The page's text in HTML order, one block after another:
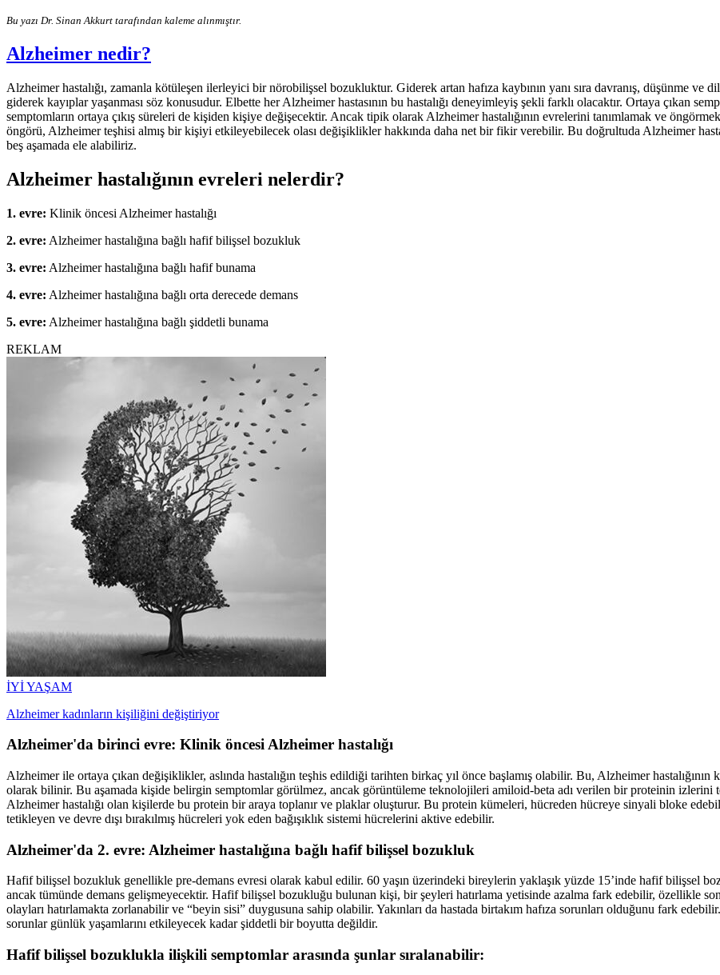
Bu yazı Dr. Sinan Akkurt tarafından kaleme alınmıştır.
Alzheimer nedir?
Alzheimer hastalığı, zamanla kötüleşen ilerleyici bir nörobilişsel bozukluktur. Giderek artan hafıza kaybının yanı sıra davranış, düşünme ve
giderek kayıplar yaşanması söz konusudur. Elbette her Alzheimer hastasının bu hastalığı deneyimleyiş şekli farklı olacaktır. Ortaya çıkan
semptomların ortaya çıkış süreleri de kişiden kişiye değişecektir. Ancak tipik olarak Alzheimer hastalığının evrelerini tanımlamak ve
öngörü, Alzheimer teşhisi almış bir kişiyi etkileyebilecek olası değişiklikler hakkında daha net bir fikir verebilir. Bu doğrultuda Alzheimer
beş aşamada ele alabiliriz.
Alzheimer hastalığının evreleri nelerdir?
1. evre: Klinik öncesi Alzheimer hastalığı
2. evre: Alzheimer hastalığına bağlı hafif bilişsel bozukluk
3. evre: Alzheimer hastalığına bağlı hafif bunama
4. evre: Alzheimer hastalığına bağlı orta derecede demans
5. evre: Alzheimer hastalığına bağlı şiddetli bunama
REKLAM
İYİ YAŞAM
Alzheimer kadınların kişiliğini değiştiriyor
Alzheimer'da birinci evre: Klinik öncesi Alzheimer hastalığı
Alzheimer ile ortaya çıkan değişiklikler, aslında hastalığın teşhis edildiği tarihten birkaç yıl önce başlamış olabilir. Bu, Alzheimer hastalığının
olarak bilinir. Bu aşamada kişide belirgin semptomlar görülmez, ancak görüntüleme teknolojileri amiloid-beta adı verilen bir proteinin izlerini
Alzheimer hastalığı olan kişilerde bu protein bir araya toplanır ve plaklar oluşturur. Bu protein kümeleri, hücreden hücreye sinyali bloke
tetikleyen ve devre dışı bırakılmış hücreleri yok eden bağışıklık sistemi hücrelerini aktive edebilir.
Alzheimer'da 2. evre: Alzheimer hastalığına bağlı hafif bilişsel bozukluk
Hafif bilişsel bozukluk genellikle pre-demans evresi olarak kabul edilir. 60 yaşın üzerindeki bireylerin yaklaşık yüzde 15’inde hafif bilişsel
ancak tümünde demans gelişmeyecektir. Hafif bilişsel bozukluğu bulunan kişi, bir şeyleri hatırlama yetisinde azalma fark edebilir, özellikle
olayları hatırlamakta zorlanabilir ve “beyin sisi” duygusuna sahip olabilir. Yakınları da hastada birtakım hafıza sorunları olduğunu fark
sorunlar günlük yaşamlarını etkileyecek kadar şiddetli bir boyutta değildir.
Hafif bilişsel bozuklukla ilişkili semptomlar arasında şunlar sıralanabilir: